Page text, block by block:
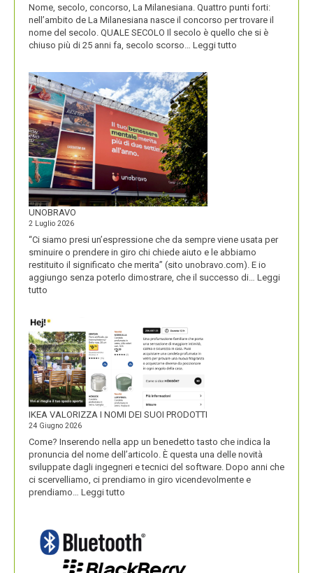
Nome, secolo, concorso, La Milanesiana. Quattro punti forti:
nell’ambito de La Milanesiana nasce il concorso per trovare il
nome del secolo. QUALE SECOLO Il secolo è quello che si è
chiuso più di 25 anni fa, secolo scorso… Leggi tutto
UNOBRAVO
2 Luglio 2026
“Ci siamo presi un’espressione che da sempre viene usata per
sminuire o prendere in giro chi chiede aiuto e le abbiamo
restituito il significato che merita” (sito unobravo.com). E io
aggiungo senza poterlo dimostrare, che il successo di… Leggi
tutto
IKEA VALORIZZA I NOMI DEI SUOI PRODOTTI
24 Giugno 2026
Come? Inserendo nella app un benedetto tasto che indica la
pronuncia del nome dell’articolo. È questa una delle novità
sviluppate dagli ingegneri e tecnici del software. Dopo anni che
ci scervelliamo, ci prendiamo in giro vicendevolmente e
prendiamo… Leggi tutto
NOMI
DEI
SUOI